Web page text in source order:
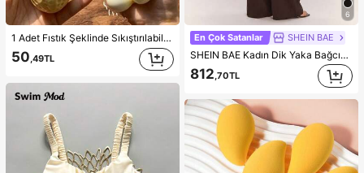
1 Adet Fıstık Şeklinde Sıkıştırılabilir Stres Oyuncağı, Ofis Rahatlaması ve Parti Etkileşimi İçin Uygun, Doğum Günü, Tatil ve Aile Toplantıları İçin Hediye, Stres Giderici
50,49TL
6
En Çok Satanlar SHEIN BAE
SHEIN BAE Kadın Dik Yaka Bağcıklı Günlük Düz Renk Moda Takımı, Randevu, Dışarı Çıkma, Günlük İşe Gidiş, Parti ve Sosyal Etkinlikler İçin Uygun
812 ,70TL